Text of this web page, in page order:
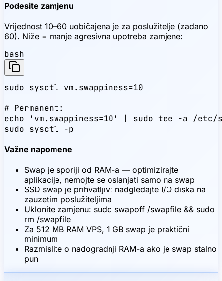
Podesite zamjenu
Vrijednost 10–60 uobičajena je za poslužitelje (zadano
60). Niže = manje agresivna upotreba zamjene:
bash
sudo sysctl vm.swappiness=10
# Permanent:
echo 'vm.swappiness=10' | sudo tee -a /
sudo sysctl -p
Važne napomene
Swap je sporiji od RAM-a — optimizirajte
aplikacije, nemojte se oslanjati samo na swap
SSD swap je prihvatljiv; nadgledajte I/O diska na
zauzetim poslužiteljima
Uklonite zamjenu: sudo swapoff /swapfile && sudo
rm /swapfile
Za 512 MB RAM VPS, 1 GB swap je praktični
minimum
Razmislite o nadogradnji RAM-a ako je swap stalno
pun